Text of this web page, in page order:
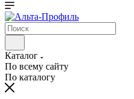
Каталог
По всему сайту
По каталогу